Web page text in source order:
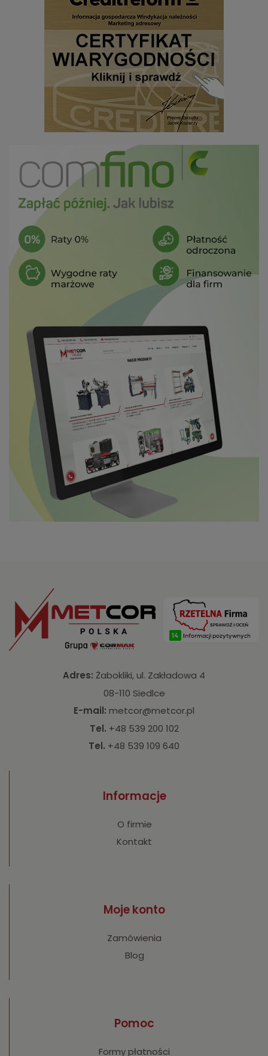
Adres: Żabokliki, ul. Zakładowa 4
08-110 Siedlce
E-mail: metcor@metcor.pl
Tel. +48 539 200 102
Tel. +48 539 109 640
Informacje
O firmie
Kontakt
Moje konto
Zamówienia
Blog
Pomoc
Formy płatności